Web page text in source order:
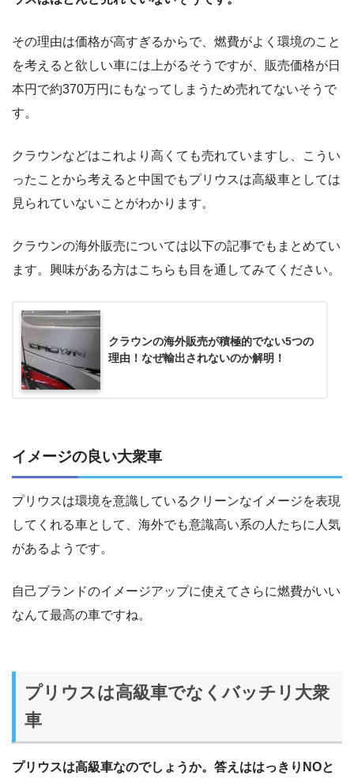
その理由は価格が高すぎるからで、燃費がよく環境のこと
を考えると欲しい車には上がるそうですが、販売価格が日
本円で約370万円にもなってしまうため売れてないそうで
す。
クラウンなどはこれより高くても売れていますし、こうい
ったことから考えると中国でもプリウスは高級車としては
見られていないことがわかります。
クラウンの海外販売については以下の記事でもまとめてい
ます。興味がある方はこちらも目を通してみてください。
クラウンの海外販売が積極的でない5つの
理由！なぜ輸出されないのか解明！
イメージの良い大衆車
プリウスは環境を意識しているクリーンなイメージを表現
してくれる車として、海外でも意識高い系の人たちに人気
があるようです。
自己ブランドのイメージアップに使えてさらに燃費がいい
なんて最高の車ですね。
プリウスは高級車でなくバッチリ大衆
車
プリウスは高級車なのでしょうか。答えははっきりNOと